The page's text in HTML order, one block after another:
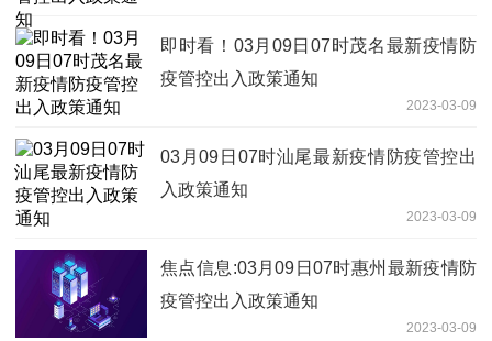
即时看！03月09日07时茂名最新疫情防
疫管控出入政策通知
2023-03-09
03月09日07时汕尾最新疫情防疫管控出
入政策通知
2023-03-09
焦点信息:03月09日07时惠州最新疫情防
疫管控出入政策通知
2023-03-09